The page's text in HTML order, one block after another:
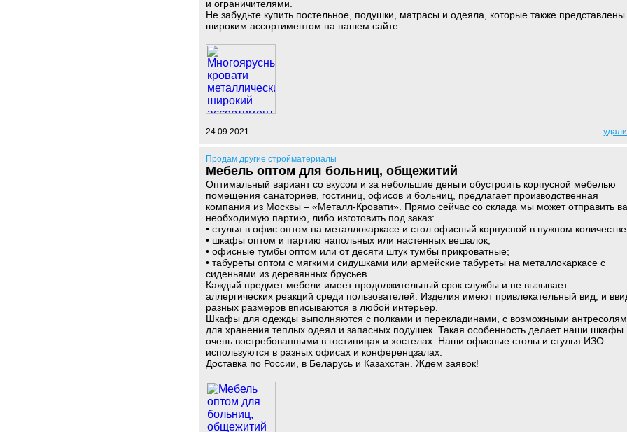
и ограничителями.
Не забудьте купить постельное, подушки, матрасы и одеяла, которые также представлены
широким ассортиментом на нашем сайте.
24.09.2021
Продам другие стройматериалы
Мебель оптом для больниц, общежитий
Оптимальный вариант со вкусом и за небольшие деньги обустроить корпусной мебелью
помещения санаториев, гостиниц, офисов и больниц, предлагает производственная
компания из Москвы – «Металл-Кровати». Прямо сейчас со склада мы может отправить
необходимую партию, либо изготовить под заказ:
• стулья в офис оптом на металлокаркасе и стол офисный корпусной в нужном
• шкафы оптом и партию напольных или настенных вешалок;
• офисные тумбы оптом или от десяти штук тумбы прикроватные;
• табуреты оптом с мягкими сидушками или армейские табуреты на металлокаркасе с
сиденьями из деревянных брусьев.
Каждый предмет мебели имеет продолжительный срок службы и не вызывает
аллергических реакций среди пользователей. Изделия имеют привлекательный вид, и
разных размеров вписываются в любой интерьер.
Шкафы для одежды выполняются с полками и перекладинами, с возможными
для хранения теплых одеял и запасных подушек. Такая особенность делает наши шкафы
очень востребованными в гостиницах и хостелах. Наши офисные столы и стулья ИЗО
используются в разных офисах и конференцзалах.
Доставка по России, в Беларусь и Казахстан. Ждем заявок!